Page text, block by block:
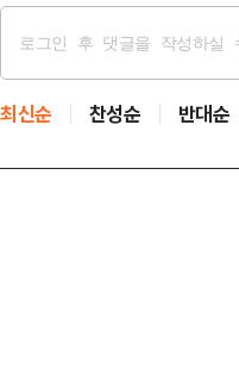
최신순 찬성순 반대순